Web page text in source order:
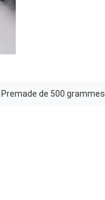
de 500 grammes